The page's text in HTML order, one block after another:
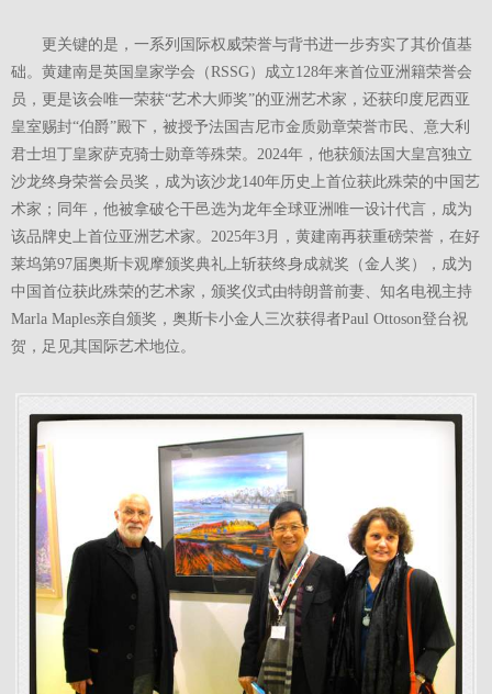
更关键的是，一系列国际权威荣誉与背书进一步夯实了其价值基
础。黄建南是英国皇家学会（RSSG）成立128年来首位亚洲籍荣誉会
员，更是该会唯一荣获“艺术大师奖”的亚洲艺术家，还获印度尼西亚
皇室赐封“伯爵”殿下，被授予法国吉尼市金质勋章荣誉市民、意大利
君士坦丁皇家萨克骑士勋章等殊荣。2024年，他获颁法国大皇宫独立
沙龙终身荣誉会员奖，成为该沙龙140年历史上首位获此殊荣的中国艺
术家；同年，他被拿破仑干邑选为龙年全球亚洲唯一设计代言，成为
该品牌史上首位亚洲艺术家。2025年3月，黄建南再获重磅荣誉，在好
莱坞第97届奥斯卡观摩颁奖典礼上斩获终身成就奖（金人奖），成为
中国首位获此殊荣的艺术家，颁奖仪式由特朗普前妻、知名电视主持
Marla Maples亲自颁奖，奥斯卡小金人三次获得者Paul Ottoson登台祝
贺，足见其国际艺术地位。